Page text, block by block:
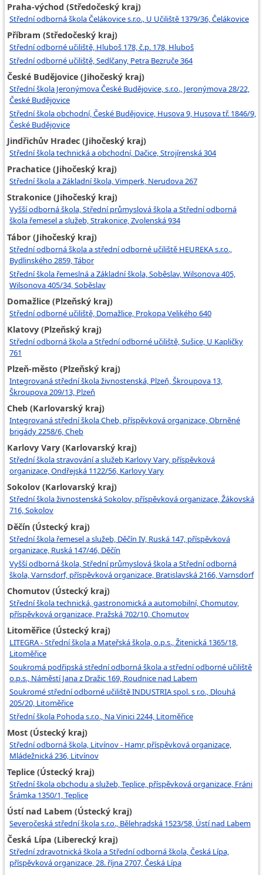
Praha-východ (Středočeský kraj)
Střední odborná škola Čelákovice s.r.o., U Učiliště 1379/36, Čelákovice
Příbram (Středočeský kraj)
Střední odborné učiliště, Hluboš 178, č.p. 178, Hluboš
Střední odborné učiliště, Sedlčany, Petra Bezruče 364
České Budějovice (Jihočeský kraj)
Střední škola Jeronýmova České Budějovice, s.r.o., Jeronýmova 28/22,
České Budějovice
Střední škola obchodní, České Budějovice, Husova 9, Husova tř. 1846/9,
České Budějovice
Jindřichův Hradec (Jihočeský kraj)
Střední škola technická a obchodní, Dačice, Strojírenská 304
Prachatice (Jihočeský kraj)
Střední škola a Základní škola, Vimperk, Nerudova 267
Strakonice (Jihočeský kraj)
Vyšší odborná škola, Střední průmyslová škola a Střední odborná
škola řemesel a služeb, Strakonice, Zvolenská 934
Tábor (Jihočeský kraj)
Střední odborná škola a střední odborné učiliště HEUREKA s.r.o.,
Bydlinského 2859, Tábor
Střední škola řemeslná a Základní škola, Soběslav, Wilsonova 405,
Wilsonova 405/34, Soběslav
Domažlice (Plzeňský kraj)
Střední odborné učiliště, Domažlice, Prokopa Velikého 640
Klatovy (Plzeňský kraj)
Střední odborná škola a Střední odborné učiliště, Sušice, U Kapličky
761
Plzeň-město (Plzeňský kraj)
Integrovaná střední škola živnostenská, Plzeň, Škroupova 13,
Škroupova 209/13, Plzeň
Cheb (Karlovarský kraj)
Integrovaná střední škola Cheb, příspěvková organizace, Obrněné
brigády 2258/6, Cheb
Karlovy Vary (Karlovarský kraj)
Střední škola stravování a služeb Karlovy Vary, příspěvková
organizace, Ondřejská 1122/56, Karlovy Vary
Sokolov (Karlovarský kraj)
Střední škola živnostenská Sokolov, příspěvková organizace, Žákovská
716, Sokolov
Děčín (Ústecký kraj)
Střední škola řemesel a služeb, Děčín IV, Ruská 147, příspěvková
organizace, Ruská 147/46, Děčín
Vyšší odborná škola, Střední průmyslová škola a Střední odborná
škola, Varnsdorf, příspěvková organizace, Bratislavská 2166, Varnsdorf
Chomutov (Ústecký kraj)
Střední škola technická, gastronomická a automobilní, Chomutov,
příspěvková organizace, Pražská 702/10, Chomutov
Litoměřice (Ústecký kraj)
LITEGRA - Střední škola a Mateřská škola, o.p.s., Žitenická 1365/18,
Litoměřice
Soukromá podřipská střední odborná škola a střední odborné učiliště
o.p.s., Náměstí Jana z Dražic 169, Roudnice nad Labem
Soukromé střední odborné učiliště INDUSTRIA spol. s r.o., Dlouhá
205/20, Litoměřice
Střední škola Pohoda s.r.o., Na Vinici 2244, Litoměřice
Most (Ústecký kraj)
Střední odborná škola, Litvínov - Hamr, příspěvková organizace,
Mládežnická 236, Litvínov
Teplice (Ústecký kraj)
Střední škola obchodu a služeb, Teplice, příspěvková organizace, Fráni
Šrámka 1350/1, Teplice
Ústí nad Labem (Ústecký kraj)
Severočeská střední škola s.r.o., Bělehradská 1523/58, Ústí nad Labem
Česká Lípa (Liberecký kraj)
Střední zdravotnická škola a Střední odborná škola, Česká Lípa,
příspěvková organizace, 28. října 2707, Česká Lípa